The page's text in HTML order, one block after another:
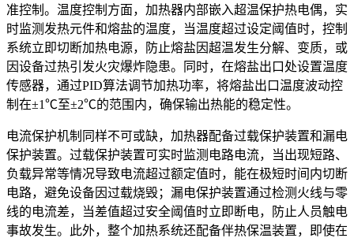
准控制。温度控制方面，加热器内部嵌入超温保护热电偶，实
时监测发热元件和熔盐的温度，当温度超过设定阈值时，控制
系统立即切断加热电源，防止熔盐因超温发生分解、变质，或
因设备过热引发火灾爆炸隐患。同时，在熔盐出口处设置温度
传感器，通过PID算法调节加热功率，将熔盐出口温度波动控
制在±1℃至±2℃的范围内，确保输出热能的稳定性。
电流保护机制同样不可或缺，加热器配备过载保护装置和漏电
保护装置。过载保护装置可实时监测电路电流，当出现短路、
负载异常等情况导致电流超过额定值时，能在极短时间内切断
电路，避免设备因过载烧毁；漏电保护装置通过检测火线与零
线的电流差，当差值超过安全阈值时立即断电，防止人员触电
事故发生。此外，整个加热系统还配备伴热保温装置，即使在